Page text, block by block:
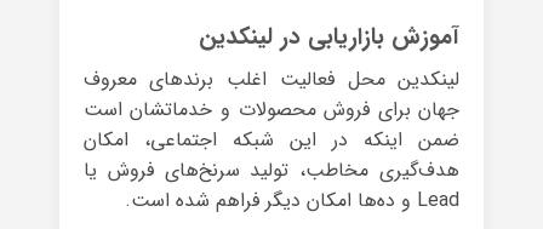
آموزش بازاریابی در لینکدین
لینکدین محل فعالیت اغلب برندهای معروف
جهان برای فروش محصولات و خدماتشان است
ضمن اینکه در این شبکه اجتماعی، امکان
هدف‌گیری مخاطب، تولید سرنخ‌های فروش یا
Lead و ده‌ها امکان دیگر فراهم شده است.